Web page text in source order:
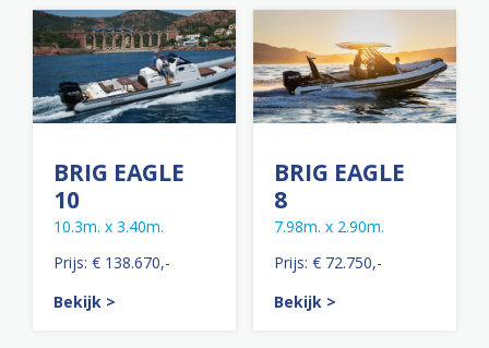
BRIG EAGLE
10
10.3m. x 3.40m.
Prijs: € 138.670,-
Bekijk >
BRIG EAGLE
8
7.98m. x 2.90m.
Prijs: € 72.750,-
Bekijk >